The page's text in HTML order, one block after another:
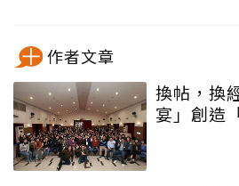
作者文章
換帖，換
宴」創造